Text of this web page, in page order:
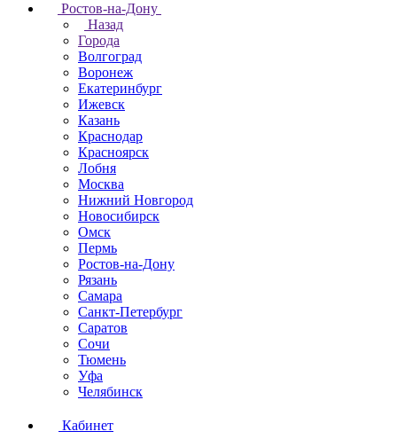
Ростов-на-Дону
Назад
Города
Волгоград
Воронеж
Екатеринбург
Ижевск
Казань
Краснодар
Красноярск
Лобня
Москва
Нижний Новгород
Новосибирск
Омск
Пермь
Ростов-на-Дону
Рязань
Самара
Санкт-Петербург
Саратов
Сочи
Тюмень
Уфа
Челябинск
Кабинет